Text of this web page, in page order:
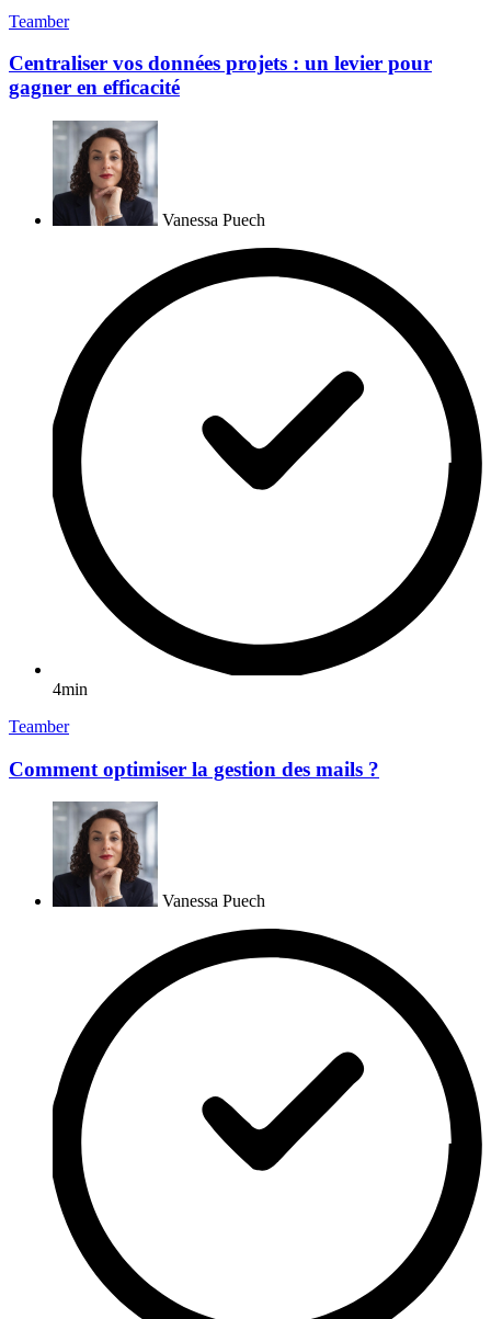
Teamber
Centraliser vos données projets : un levier pour
gagner en efficacité
Vanessa Puech
4min
Teamber
Comment optimiser la gestion des mails ?
Vanessa Puech